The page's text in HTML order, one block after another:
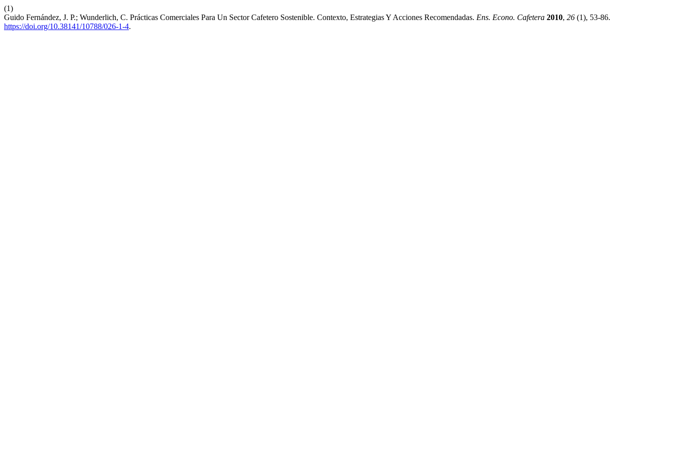
(1)
Guido Fernández, J. P.; Wunderlich, C. Prácticas Comerciales Para Un Sector Cafetero Sostenible. Contexto, Estrategias Y Acciones Recomendadas. Ens. Econo. Cafetera 2010, 26 (1), 53-86.
https://doi.org/10.38141/10788/026-1-4.